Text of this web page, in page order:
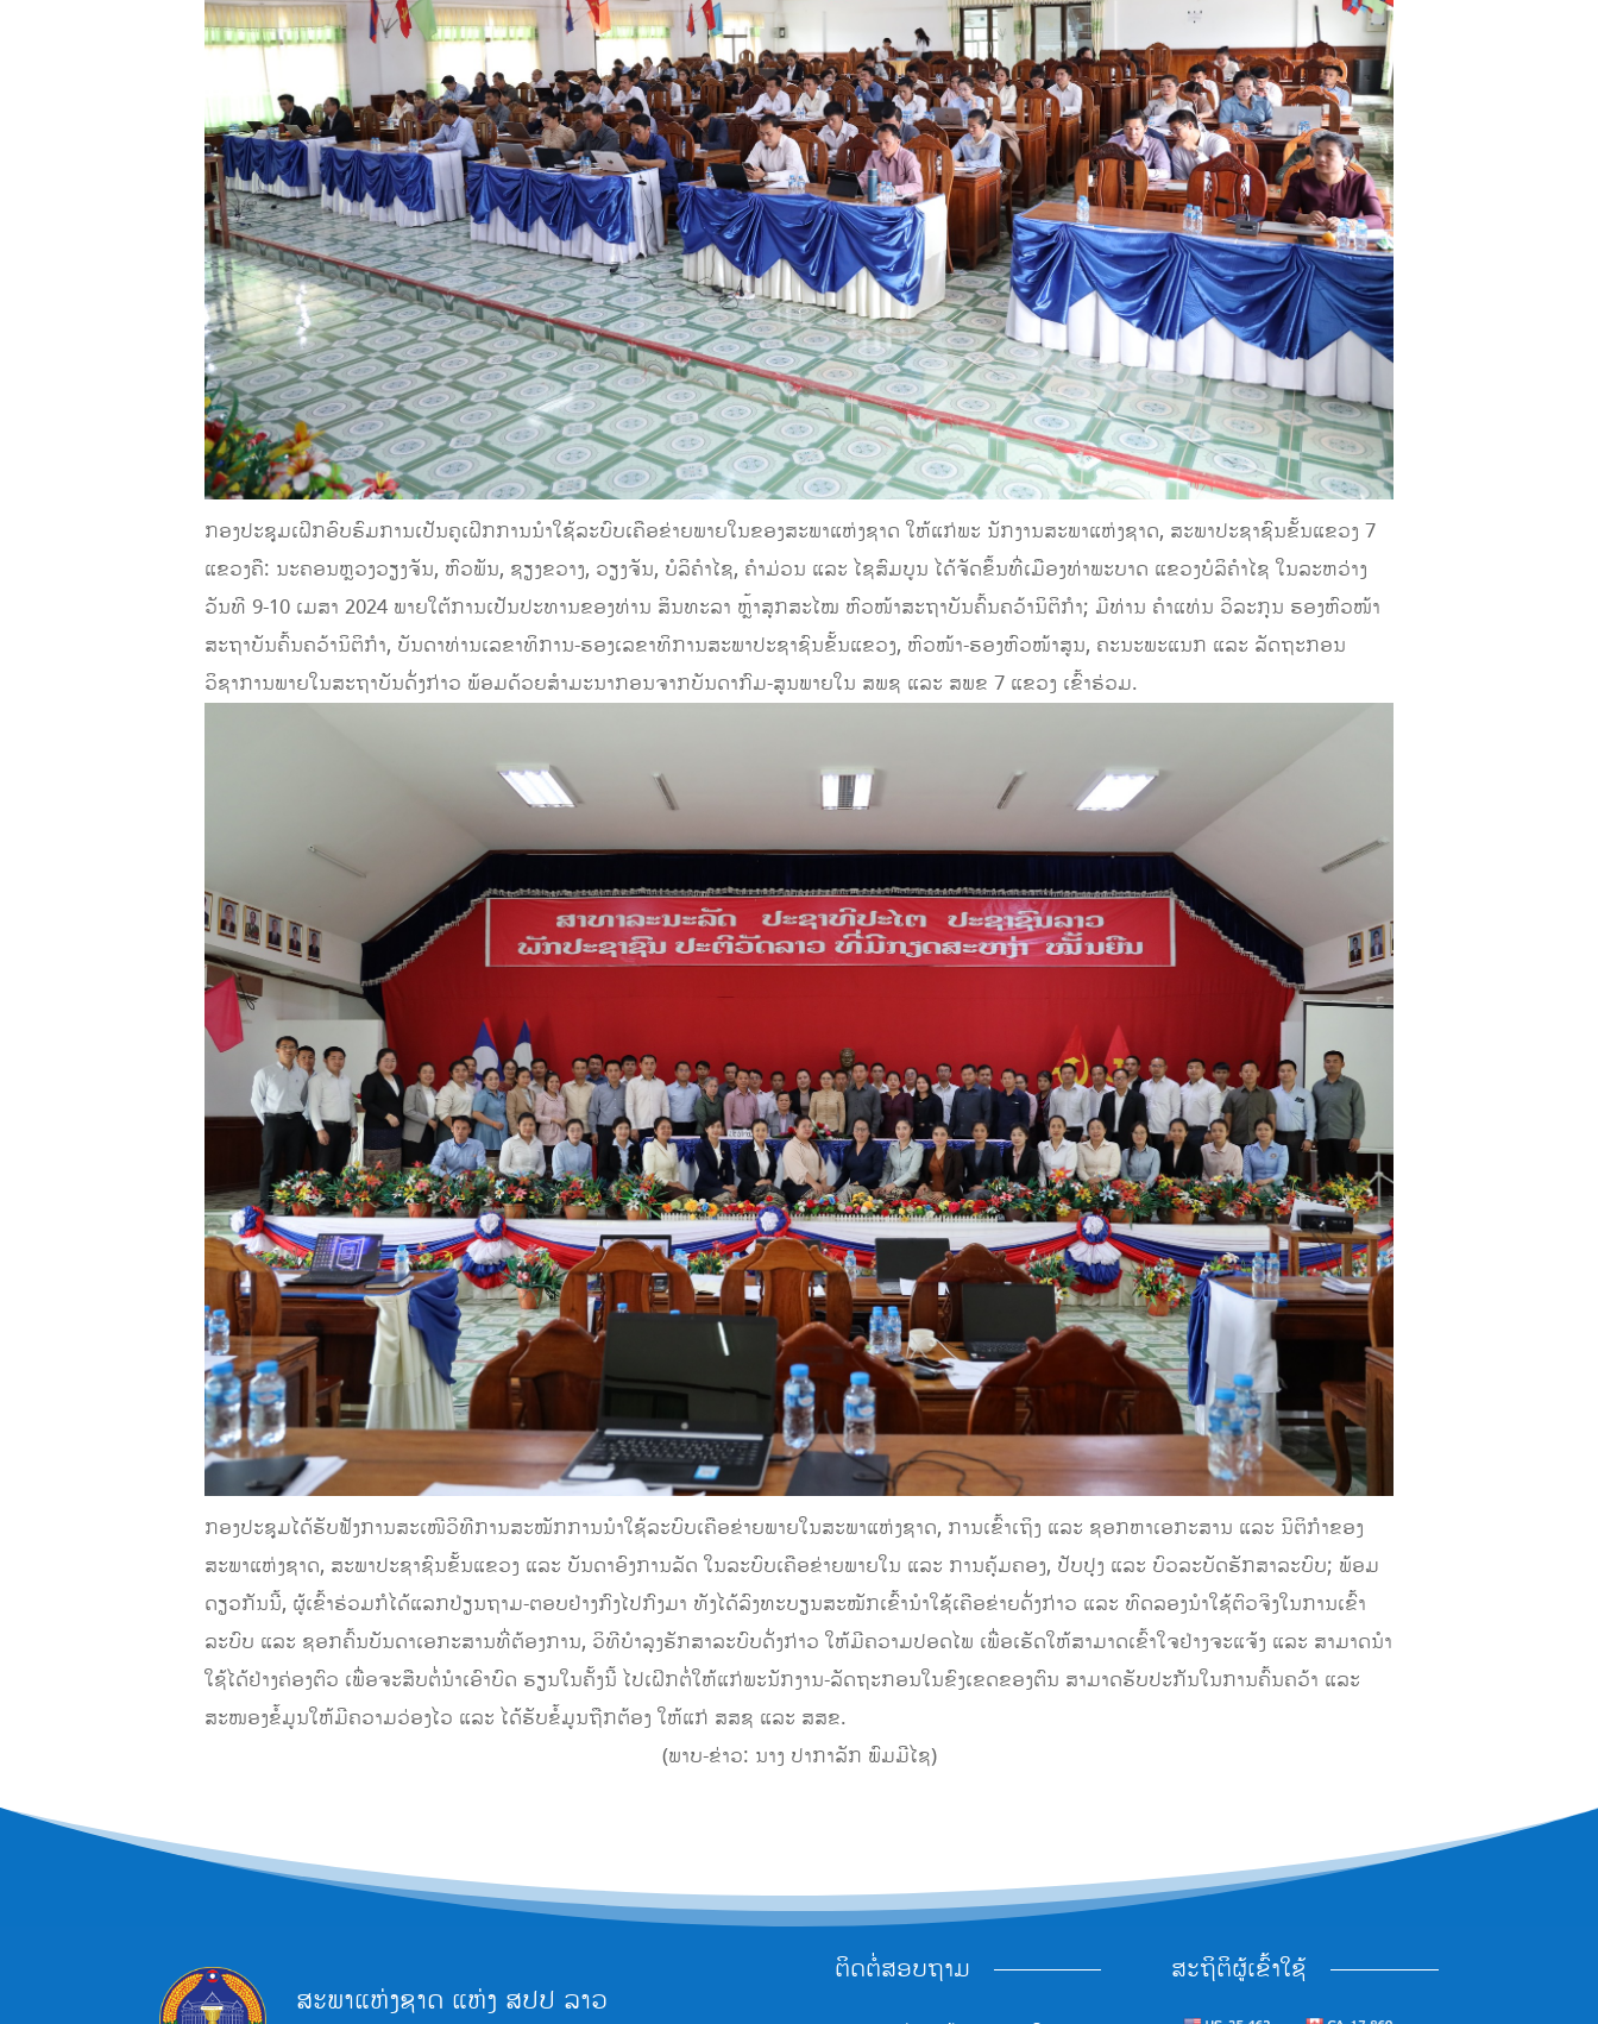
ກອງປະຊຸມເຝິກອົບຮົມການເປັນຄູເຝິກການນໍາໃຊ້ລະບົບເຄືອຂ່າຍພາຍໃນຂອງສະພາແຫ່ງຊາດ ໃຫ້ແກ່ພະ ນັກງານສະພາແຫ່ງຊາດ, ສະພາປະຊາຊົນຂັ້ນແຂວງ 7
ແຂວງຄື: ນະຄອນຫຼວງວຽງຈັນ, ຫົວພັນ, ຊຽງຂວາງ, ວຽງຈັນ, ບໍລິຄຳໄຊ, ຄຳມ່ວນ ແລະ ໄຊສົມບູນ ໄດ້ຈັດຂຶ້ນທີ່ເມືອງທ່າພະບາດ ແຂວງບໍລິຄໍາໄຊ ໃນລະຫວ່າງ
ວັນທີ 9-10 ເມສາ 2024 ພາຍໃຕ້ການເປັນປະທານຂອງທ່ານ ສິນທະລາ ຫຼ້າສຸກສະໄໝ ຫົວໜ້າສະຖາບັນຄົ້ນຄວ້ານິຕິກໍາ; ມີທ່ານ ຄຳແທ່ນ ວິລະກຸນ ຮອງຫົວໜ້າ
ສະຖາບັນຄົ້ນຄວ້ານິຕິກໍາ, ບັນດາທ່ານເລຂາທິການ-ຮອງເລຂາທິການສະພາປະຊາຊົນຂັ້ນແຂວງ, ຫົວໜ້າ-ຮອງຫົວໜ້າສູນ, ຄະນະພະແນກ ແລະ ລັດຖະກອນ
ວິຊາການພາຍໃນສະຖາບັນດັ່ງກ່າວ ພ້ອມດ້ວຍສຳມະນາກອນຈາກບັນດາກົມ-ສູນພາຍໃນ ສພຊ ແລະ ສພຂ 7 ແຂວງ ເຂົ້າຮ່ວມ.
ກອງປະຊຸມໄດ້ຮັບຟັງການສະເໜີວິທີການສະໝັກການນຳໃຊ້ລະບົບເຄືອຂ່າຍພາຍໃນສະພາແຫ່ງຊາດ, ການເຂົ້າເຖິງ ແລະ ຊອກຫາເອກະສານ ແລະ ນິຕິກຳຂອງ
ສະພາແຫ່ງຊາດ, ສະພາປະຊາຊົນຂັ້ນແຂວງ ແລະ ບັນດາອົງການລັດ ໃນລະບົບເຄືອຂ່າຍພາຍໃນ ແລະ ການຄຸ້ມຄອງ, ປັບປຸງ ແລະ ບົວລະບັດຮັກສາລະບົບ; ພ້ອມ
ດຽວກັນນີ້, ຜູ້ເຂົ້າຮ່ວມກໍໄດ້ແລກປ່ຽນຖາມ-ຕອບຢ່າງກົງໄປກົງມາ ທັງໄດ້ລົງທະບຽນສະໝັກເຂົ້ານຳໃຊ້ເຄືອຂ່າຍດັ່ງກ່າວ ແລະ ທົດລອງນຳໃຊ້ຕົວຈິງໃນການເຂົ້າ
ລະບົບ ແລະ ຊອກຄົ້ນບັນດາເອກະສານທີ່ຕ້ອງການ, ວິທີບຳລຸງຮັກສາລະບົບດັ່ງກ່າວ ໃຫ້ມີຄວາມປອດໄພ ເພື່ອເຮັດໃຫ້ສາມາດເຂົ້າໃຈຢ່າງຈະແຈ້ງ ແລະ ສາມາດນຳ
ໃຊ້ໄດ້ຢ່າງຄ່ອງຕົວ ເພື່ອຈະສືບຕໍ່ນຳເອົາບົດ ຮຽນໃນຄັ້ງນີ້ ໄປເຝິກຕໍ່ໃຫ້ແກ່ພະນັກງານ-ລັດຖະກອນໃນຂົງເຂດຂອງຕົນ ສາມາດຮັບປະກັນໃນການຄົ້ນຄວ້າ ແລະ
ສະໜອງຂໍ້ມູນໃຫ້ມີຄວາມວ່ອງໄວ ແລະ ໄດ້ຮັບຂໍ້ມູນຖືກຕ້ອງ ໃຫ້ແກ່ ສສຊ ແລະ ສສຂ.
(ພາບ-ຂ່າວ: ນາງ ປາກາລັກ ພົມມີໄຊ)
ສະພາແຫ່ງຊາດ ແຫ່ງ ສປປ ລາວ
ຕິດຕໍ່ສອບຖາມ ສະຖິຕິຜູ້ເຂົ້າໃຊ້